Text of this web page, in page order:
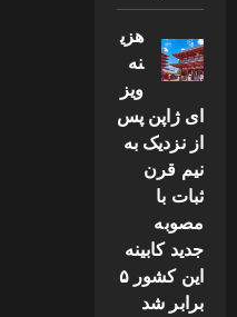
هزی
نه
ویز
ای ژاپن پس
از نزدیک به
نیم قرن
ثبات با
مصوبه
جدید کابینه
این کشور ۵
برابر شد